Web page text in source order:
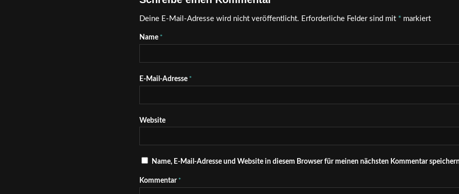
Deine E-Mail-Adresse wird nicht veröffentlicht. Erforderliche Felder sind mit * markiert
Name *
E-Mail-Adresse *
Website
Name, E-Mail-Adresse und Website in diesem Browser für meinen nächsten Kommentar
Kommentar *